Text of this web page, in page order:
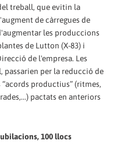
treball, que evitin la
de càrregues de
les produccions
de Lutton (X-83) i
de l'empresa. Les
passarien per la reducció de
productius” (ritmes,
pactats en anteriors
100 llocs